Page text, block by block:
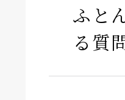
ふと
る質